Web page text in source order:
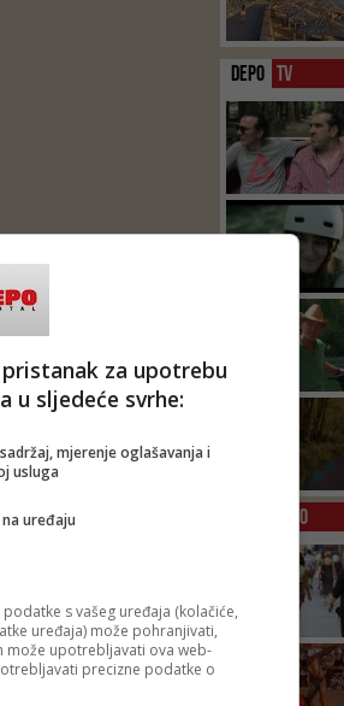
DEPO TV
FOTO
za upotrebu
u sljedeće svrhe:
mjerenje oglašavanja i
usluga
uređaju
s vašeg uređaja (kolačiće,
uređaja) može pohranjivati,
može upotrebljavati ova web-
precizne podatke o